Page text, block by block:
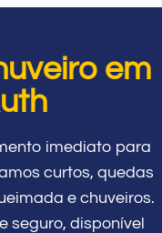
em
imediato para
curtos, quedas
e chuveiros.
seguro, disponível